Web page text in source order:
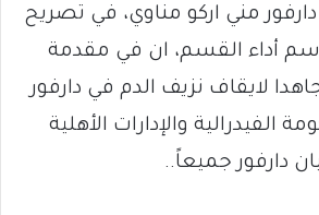
مني اركو مناوي، في تصريح
أداء القسم، ان في مقدمة
لايقاف نزيف الدم في دارفور
الفيدرالية والإدارات الأهلية
دارفور جميعاً..